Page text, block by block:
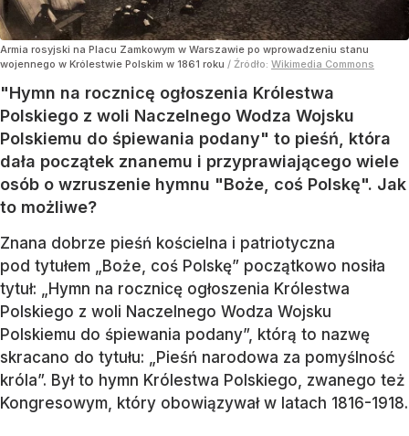
Armia rosyjski na Placu Zamkowym w Warszawie po wprowadzeniu stanu
wojennego w Królestwie Polskim w 1861 roku / Źródło: Wikimedia Commons
"Hymn na rocznicę ogłoszenia Królestwa
Polskiego z woli Naczelnego Wodza Wojsku
Polskiemu do śpiewania podany" to pieśń, która
dała początek znanemu i przyprawiającego wiele
osób o wzruszenie hymnu "Boże, coś Polskę". Jak
to możliwe?
Znana dobrze pieśń kościelna i patriotyczna
pod tytułem „Boże, coś Polskę” początkowo nosiła
tytuł: „Hymn na rocznicę ogłoszenia Królestwa
Polskiego z woli Naczelnego Wodza Wojsku
Polskiemu do śpiewania podany”, którą to nazwę
skracano do tytułu: „Pieśń narodowa za pomyślność
króla”. Był to hymn Królestwa Polskiego, zwanego też
Kongresowym, który obowiązywał w latach 1816-1918.